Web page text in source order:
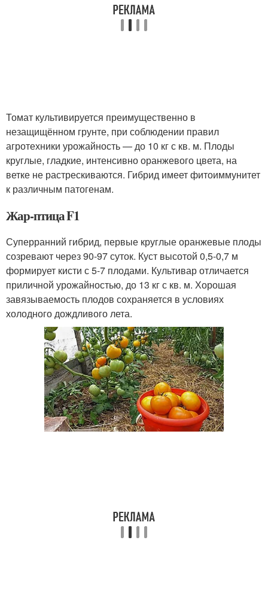
Томат культивируется преимущественно в
незащищённом грунте, при соблюдении правил
агротехники урожайность — до 10 кг с кв. м. Плоды
круглые, гладкие, интенсивно оранжевого цвета, на
ветке не растрескиваются. Гибрид имеет фитоиммунитет
к различным патогенам.
Жар-птица F1
Суперранний гибрид, первые круглые оранжевые плоды
созревают через 90-97 суток. Куст высотой 0,5-0,7 м
формирует кисти с 5-7 плодами. Культивар отличается
приличной урожайностью, до 13 кг с кв. м. Хорошая
завязываемость плодов сохраняется в условиях
холодного дождливого лета.